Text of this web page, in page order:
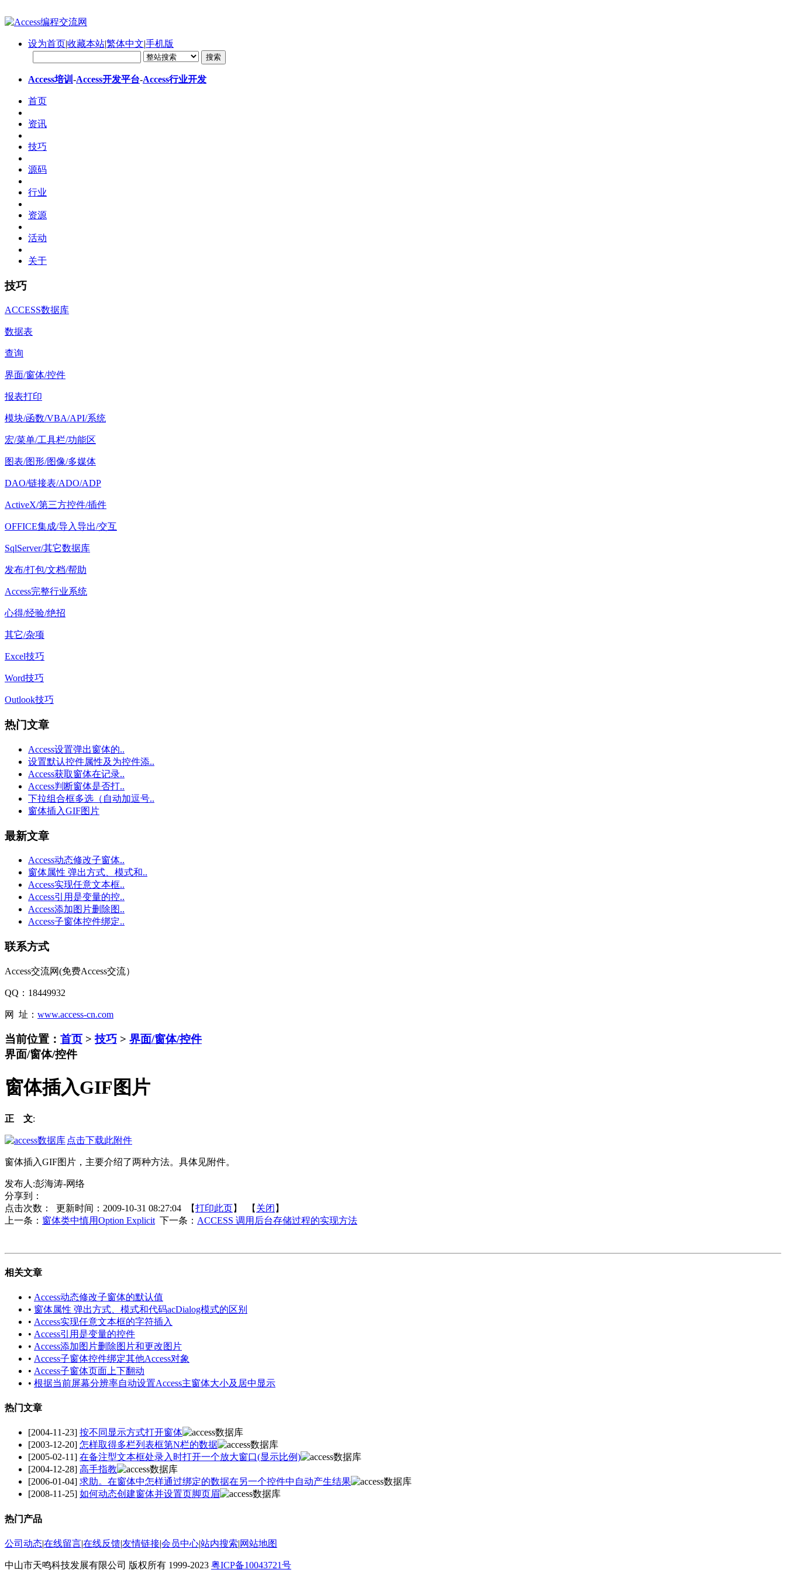
设为首页|收藏本站|繁体中文|手机版
Access培训 -Access开发平台-Access行业开发
首页
资讯
技巧
源码
行业
资源
活动
关于
技巧
ACCESS数据库
数据表
查询
界面/窗体/控件
报表打印
模块/函数/VBA/API/系统
宏/菜单/工具栏/功能区
图表/图形/图像/多媒体
DAO/链接表/ADO/ADP
ActiveX/第三方控件/插件
OFFICE集成/导入导出/交互
SqlServer/其它数据库
发布/打包/文档/帮助
Access完整行业系统
心得/经验/绝招
其它/杂项
Excel技巧
Word技巧
Outlook技巧
热门文章
Access设置弹出窗体的..
设置默认控件属性及为控件添..
Access获取窗体在记录..
Access判断窗体是否打..
下拉组合框多选（自动加逗号..
窗体插入GIF图片
最新文章
Access动态修改子窗体..
窗体属性 弹出方式、模式和..
Access实现任意文本框..
Access引用是变量的控..
Access添加图片删除图..
Access子窗体控件绑定..
联系方式
Access交流网(免费Access交流）
QQ：18449932
网 址： www.access-cn.com
当前位置： 首页 >技巧 > 界面/窗体/控件
界面/窗体/控件
窗体插入GIF图片
正 文:
点击下载此附件
窗体插入GIF图片，主要介绍了两种方法。具体见附件。
发布人:彭海涛-网络
分享到：
点击次数：
更新时间：2009-10-31 08:27:04 【打印此页】 【 关闭 】
上一条： 窗体类中慎用Option Explicit 下一条： ACCESS 调用后台存储过程的实现方法
相关文章
• Access动态修改子窗体的默认值
• 窗体属性 弹出方式、模式和代码acDialog模式的区别
• Access实现任意文本框的字符插入
• Access引用是变量的控件
• Access添加图片删除图片和更改图片
• Access子窗体控件绑定其他Access对象
• Access子窗体页面上下翻动
• 根据当前屏幕分辨率自动设置Access主窗体大小及居中显示
热门文章
[2004-11-23] 按不同显示方式打开窗体
[2003-12-20] 怎样取得多栏列表框第N栏的数据
[2005-02-11] 在备注型文本框处录入时打开一个放大窗口(显示比例)
[2004-12-28] 高手指教
[2006-01-04] 求助。在窗体中怎样通过绑定的数据在另一个控件中自动产生结果
[2008-11-25] 如何动态创建窗体并设置页脚页眉
热门产品
公司动态|在线留言|在线反馈|友情链接|会员中心|站内搜索|网站地图
中山市天鸣科技发展有限公司 版权所有 1999-2023 粤ICP备10043721号